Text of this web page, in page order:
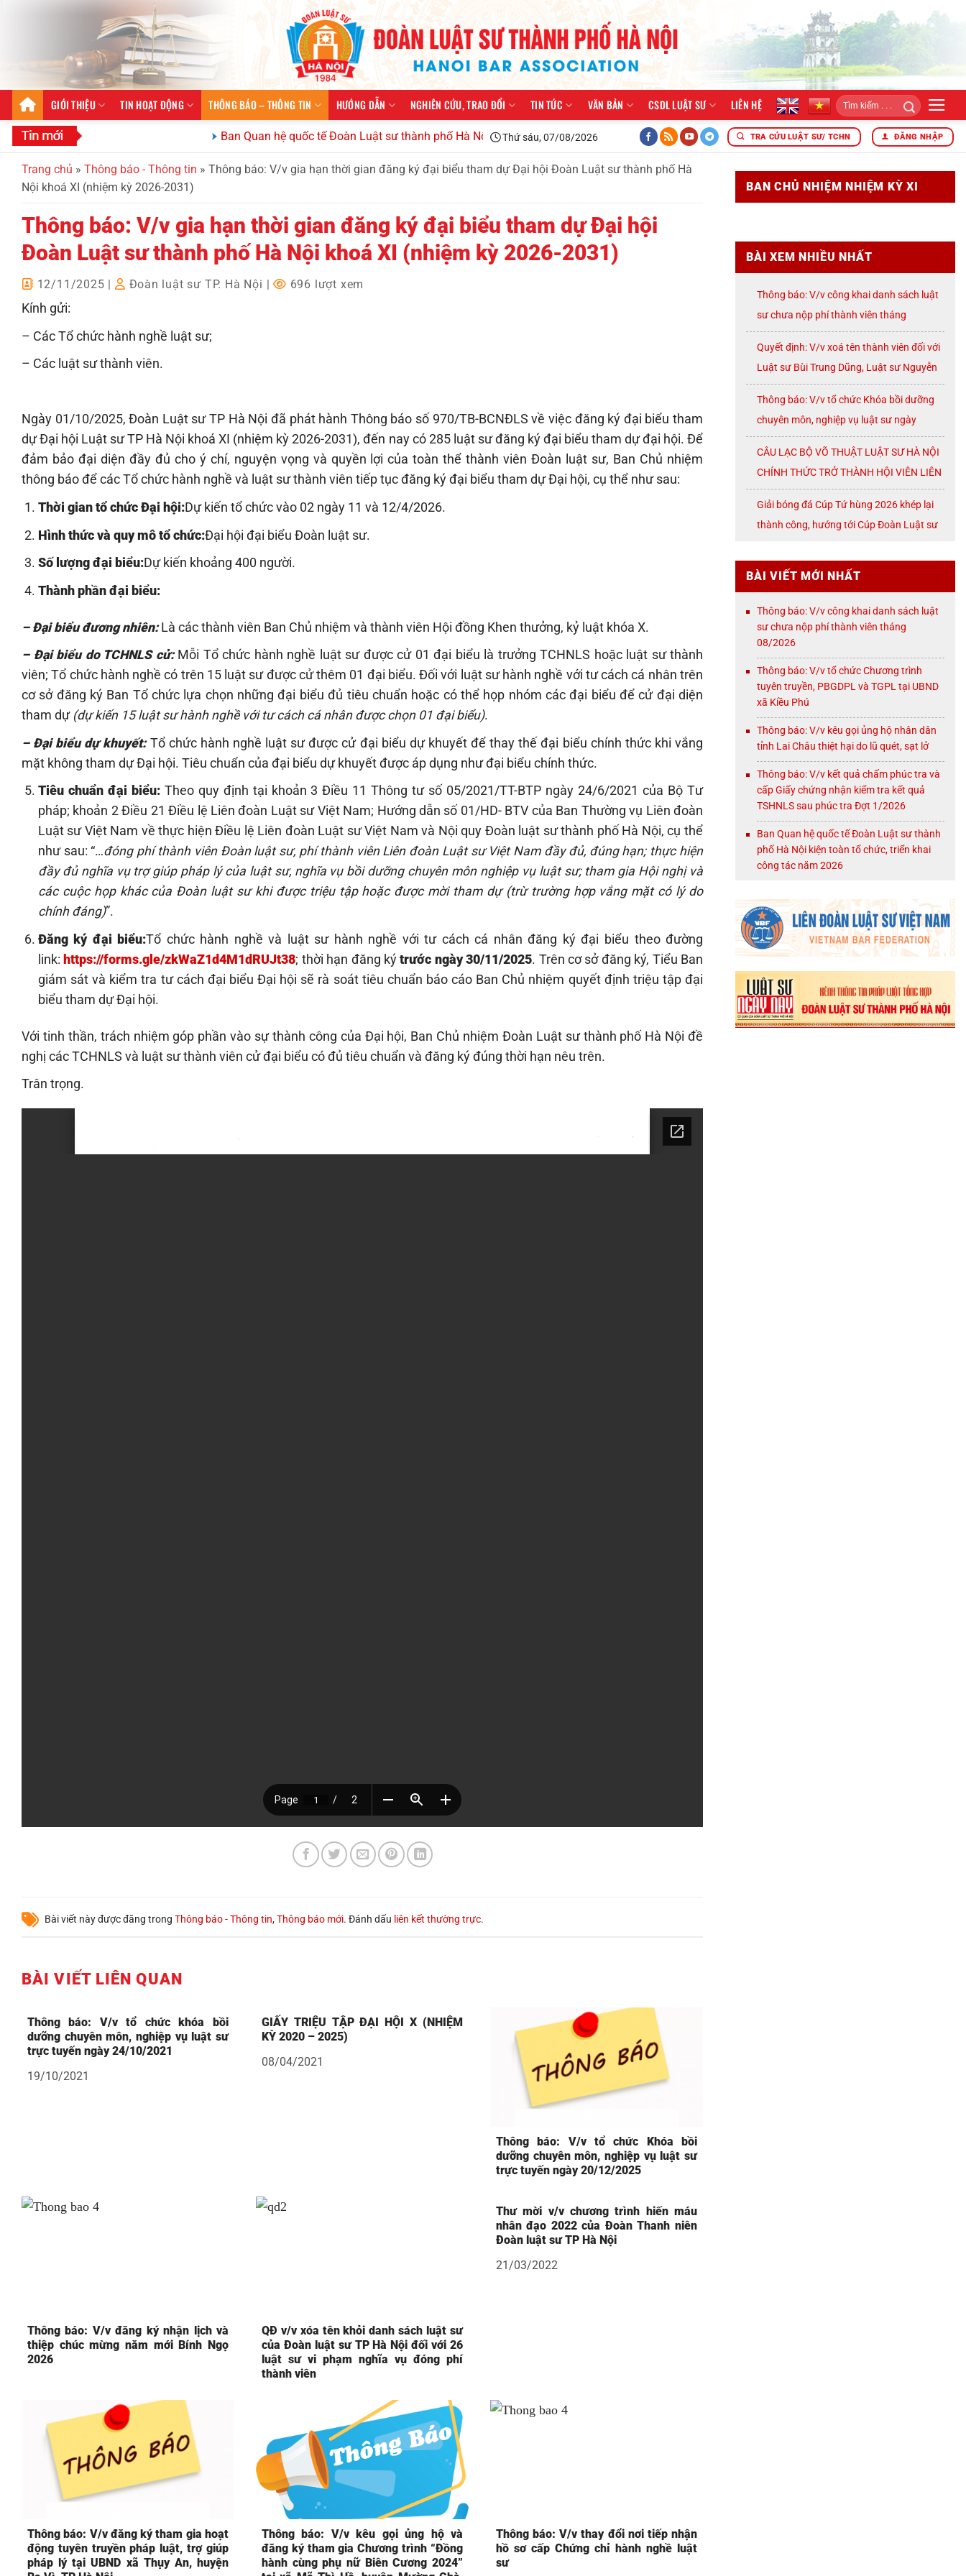
GIỚI THIỆU TIN HOẠT ĐỘNG THÔNG BÁO – THÔNG TIN HƯỚNG DẪN NGHIÊN CỨU, TRAO ĐỔI TIN TỨC VĂN BẢN CSDL LUẬT SƯ LIÊN HỆ
Ban Quan hệ quốc tế Đoàn Luật sư thành phố Hà Nội kiện toàn tổ chức, triển khai công tác năm 2026 ĐOÀN LUẬT SƯ THÀNH PHỐ HÀ NỘI TỔ
Thứ sáu, 07/08/2026 TRA CỨU LUẬT SƯ/ TCHN ĐĂNG NHẬP
Trang chủ » Thông báo - Thông tin » Thông báo: V/v gia hạn thời gian đăng ký đại biểu tham dự Đại hội Đoàn Luật sư thành phố Hà
Nội khoá XI (nhiệm kỳ 2026-2031)
Thông báo: V/v gia hạn thời gian đăng ký đại biểu tham dự Đại hội
Đoàn Luật sư thành phố Hà Nội khoá XI (nhiệm kỳ 2026-2031)
12/11/2025 Đoàn luật sư TP. Hà Nội | 696 lượt xem
Kính gửi:
– Các Tổ chức hành nghề luật sư;
– Các luật sư thành viên.
Ngày 01/10/2025, Đoàn Luật sư TP Hà Nội đã phát hành Thông báo số 970/TB-BCNĐLS về việc đăng ký đại biểu tham
dự Đại hội Luật sư TP Hà Nội khoá XI (nhiệm kỳ 2026-2031), đến nay có 285 luật sư đăng ký đại biểu tham dự đại hội. Để
đảm bảo đại diện đầy đủ cho ý chí, nguyện vọng và quyền lợi của toàn thể thành viên Đoàn luật sư, Ban Chủ nhiệm
thông báo để các Tổ chức hành nghề và luật sư thành viên tiếp tục đăng ký đại biểu tham dự Đại hội, cụ thể như sau:
Thời gian tổ chức Đại hội:Dự kiến tổ chức vào 02 ngày 11 và 12/4/2026.
Hình thức và quy mô tổ chức:Đại hội đại biểu Đoàn luật sư.
Số lượng đại biểu:Dự kiến khoảng 400 người.
Thành phần đại biểu:
– Đại biểu đương nhiên:Là các thành viên Ban Chủ nhiệm và thành viên Hội đồng Khen thưởng, kỷ luật khóa X.
– Đại biểu do TCHNLS cử:Mỗi Tổ chức hành nghề luật sư được cử 01 đại biểu là trưởng TCHNLS hoặc luật sư thành
viên; Tổ chức hành nghề có trên 15 luật sư được cử thêm 01 đại biểu. Đối với luật sư hành nghề với tư cách cá nhân trên
cơ sở đăng ký Ban Tổ chức lựa chọn những đại biểu đủ tiêu chuẩn hoặc có thể họp nhóm các đại biểu để cử đại diện
tham dự (dự kiến 15 luật sư hành nghề với tư cách cá nhân được chọn 01 đại biểu).
– Đại biểu dự khuyết: Tổ chức hành nghề luật sư được cử đại biểu dự khuyết để thay thế đại biểu chính thức khi vắng
mặt không tham dự Đại hội. Tiêu chuẩn của đại biểu dự khuyết được áp dụng như đại biểu chính thức.
Tiêu chuẩn đại biểu: Theo quy định tại khoản 3 Điều 11 Thông tư số 05/2021/TT-BTP ngày 24/6/2021 của Bộ Tư
pháp; khoản 2 Điều 21 Điều lệ Liên đoàn Luật sư Việt Nam; Hướng dẫn số 01/HD- BTV của Ban Thường vụ Liên đoàn
Luật sư Việt Nam về thực hiện Điều lệ Liên đoàn Luật sư Việt Nam và Nội quy Đoàn luật sư thành phố Hà Nội, cụ thể
như sau: “…đóng phí thành viên Đoàn luật sư, phí thành viên Liên đoàn Luật sư Việt Nam đầy đủ, đúng hạn; thực hiện
đầy đủ nghĩa vụ trợ giúp pháp lý của luật sư, nghĩa vụ bồi dưỡng chuyên môn nghiệp vụ luật sư; tham gia Hội nghị và
các cuộc họp khác của Đoàn luật sư khi được triệu tập hoặc được mời tham dự (trừ trường hợp vắng mặt có lý do
chính đáng)”.
Đăng ký đại biểu:Tổ chức hành nghề và luật sư hành nghề với tư cách cá nhân đăng ký đại biểu theo đường
link: https://forms.gle/zkWaZ1d4M1dRUJt38; thời hạn đăng kýtrước ngày 30/11/2025. Trên cơ sở đăng ký, Tiểu Ban
giám sát và kiểm tra tư cách đại biểu Đại hội sẽ rà soát tiêu chuẩn báo cáo Ban Chủ nhiệm quyết định triệu tập đại
biểu tham dự Đại hội.
Với tinh thần, trách nhiệm góp phần vào sự thành công của Đại hội, Ban Chủ nhiệm Đoàn Luật sư thành phố Hà Nội đề
nghị các TCHNLS và luật sư thành viên cử đại biểu có đủ tiêu chuẩn và đăng ký đúng thời hạn nêu trên.
Trân trọng.
Bài viết này được đăng trong Thông báo - Thông tin,Thông báo mới. Đánh dấu liên kết thường trực.
BÀI VIẾT LIÊN QUAN
Thông báo: V/v tổ chức khóa bồi
dưỡng chuyên môn, nghiệp vụ luật sư
trực tuyến ngày 24/10/2021
19/10/2021
GIẤY TRIỆU TẬP ĐẠI HỘI X (NHIỆM
KỲ 2020 – 2025)
08/04/2021
Thông báo: V/v tổ chức Khóa bồi
dưỡng chuyên môn, nghiệp vụ luật sư
trực tuyến ngày 20/12/2025
Thông báo: V/v đăng ký nhận lịch và
thiệp chúc mừng năm mới Bính Ngọ
2026
QĐ v/v xóa tên khỏi danh sách luật sư
của Đoàn luật sư TP Hà Nội đối với 26
luật sư vi phạm nghĩa vụ đóng phí
thành viên
Thư mời v/v chương trình hiến máu
nhân đạo 2022 của Đoàn Thanh niên
Đoàn luật sư TP Hà Nội
21/03/2022
Thông báo: V/v đăng ký tham gia hoạt
động tuyên truyền pháp luật, trợ giúp
pháp lý tại UBND xã Thụy An, huyện
Thông báo: V/v kêu gọi ủng hộ và
đăng ký tham gia Chương trình “Đồng
hành cùng phụ nữ Biên Cương 2024”
Thông báo: V/v thay đổi nơi tiếp nhận
hồ sơ cấp Chứng chỉ hành nghề luật
sư
BAN CHỦ NHIỆM NHIỆM KỲ XI
BÀI XEM NHIỀU NHẤT
Thông báo: V/v công khai danh sách luật
sư chưa nộp phí thành viên tháng
07/2026
Quyết định: V/v xoá tên thành viên đối với
Luật sư Bùi Trung Dũng, Luật sư Nguyễn
Thị Huế, Luật sư Trần Đình Triển, Luật sư
Lê Thị Oanh
Thông báo: V/v tổ chức Khóa bồi dưỡng
chuyên môn, nghiệp vụ luật sư ngày
08/8/2026 ( thứ Bảy)
CÂU LẠC BỘ VÕ THUẬT LUẬT SƯ HÀ NỘI
CHÍNH THỨC TRỞ THÀNH HỘI VIÊN LIÊN
ĐOÀN VÕ CỔ TRUYỀN THÀNH PHỐ HÀ
Giải bóng đá Cúp Tứ hùng 2026 khép lại
thành công, hướng tới Cúp Đoàn Luật sư
BÀI VIẾT MỚI NHẤT
Thông báo: V/v công khai danh sách luật
sư chưa nộp phí thành viên tháng
08/2026
Thông báo: V/v tổ chức Chương trình
tuyên truyền, PBGDPL và TGPL tại UBND
xã Kiều Phú
Thông báo: V/v kêu gọi ủng hộ nhân dân
tỉnh Lai Châu thiệt hại do lũ quét, sạt lở
Thông báo: V/v kết quả chấm phúc tra và
cấp Giấy chứng nhận kiểm tra kết quả
TSHNLS sau phúc tra Đợt 1/2026
Ban Quan hệ quốc tế Đoàn Luật sư thành
phố Hà Nội kiện toàn tổ chức, triển khai
công tác năm 2026